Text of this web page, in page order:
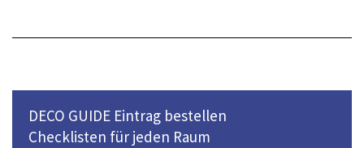
DECO GUIDE Eintrag bestellen
Checklisten für jeden Raum